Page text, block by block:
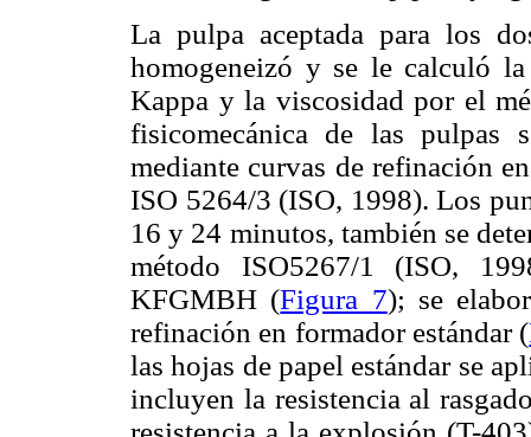
La pulpa aceptada para los
homogeneizó y se le calculó
Kappa y la viscosidad por el
fisicomecánica de las pulpas
mediante curvas de refinación
ISO 5264/3 (ISO, 1998). Los
16 y 24 minutos, también se
método ISO5267/1 (ISO,
KFGMBH (Figura 7); se
refinación en formador estándar (
las hojas de papel estándar se
incluyen la resistencia al